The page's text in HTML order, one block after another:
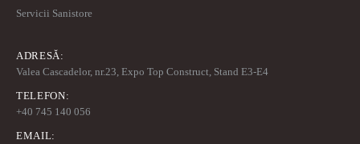
Servicii Sanistore
ADRESĂ:
Valea Cascadelor, nr.23, Expo Top Construct, Stand E3-E4
TELEFON:
+40 745 140 056
EMAIL: